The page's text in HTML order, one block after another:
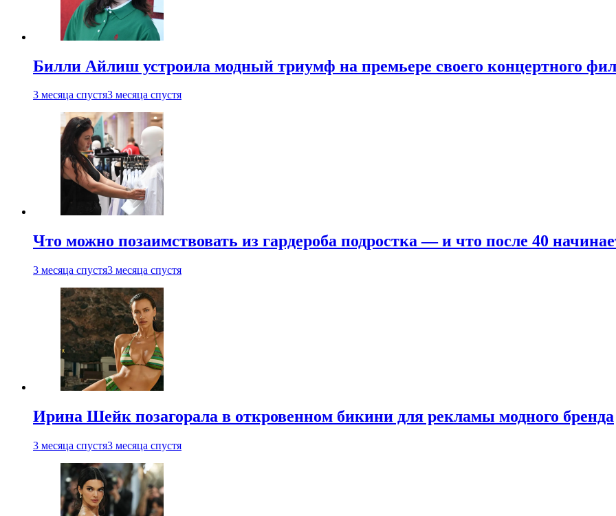
Билли Айлиш устроила модный триумф на премьере своего концертного
3 месяца спустя3 месяца спустя
Что можно позаимствовать из гардероба подростка — и что после 40
3 месяца спустя3 месяца спустя
Ирина Шейк позагорала в откровенном бикини для рекламы модного бренда
3 месяца спустя3 месяца спустя